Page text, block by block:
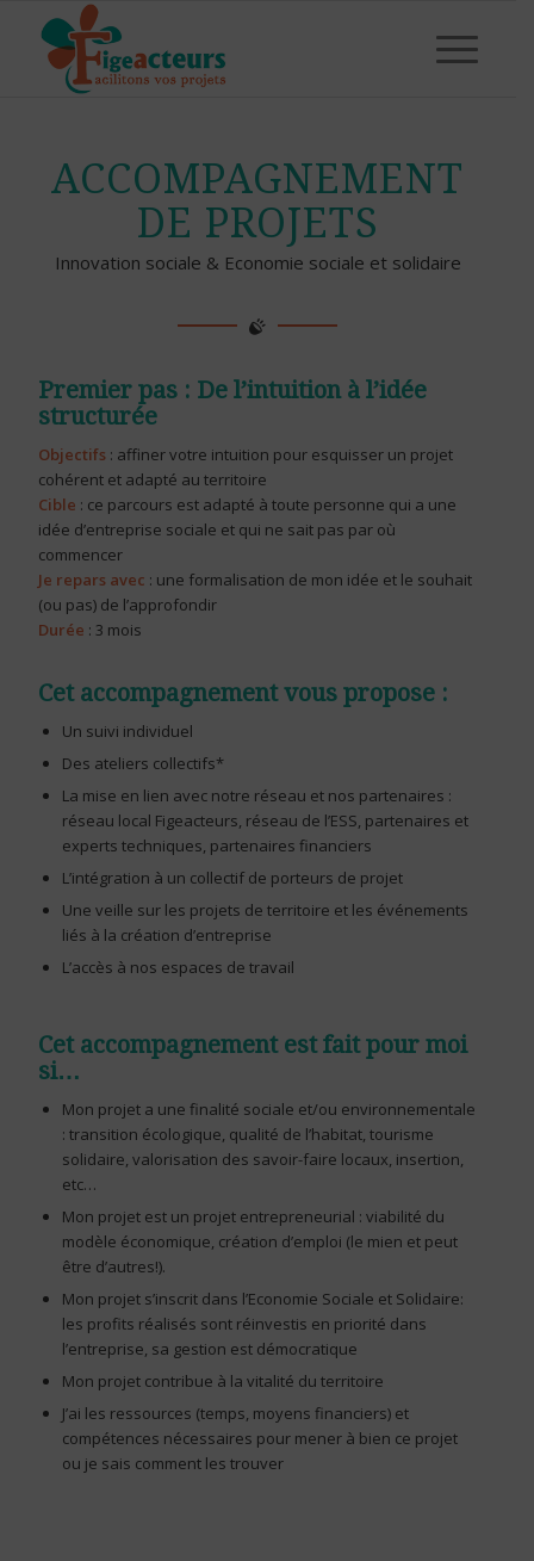
ACCOMPAGNEMENT
DE PROJETS
Innovation sociale & Economie sociale et solidaire
Premier pas : De l’intuition à l’idée
structurée
Objectifs : affiner votre intuition pour esquisser un projet
cohérent et adapté au territoire
Cible : ce parcours est adapté à toute personne qui a une
idée d’entreprise sociale et qui ne sait pas par où
commencer
Je repars avec : une formalisation de mon idée et le souhait
(ou pas) de l’approfondir
Durée : 3 mois
Cet accompagnement vous propose :
Un suivi individuel
Des ateliers collectifs*
La mise en lien avec notre réseau et nos partenaires :
réseau local Figeacteurs, réseau de l’ESS, partenaires et
experts techniques, partenaires financiers
L’intégration à un collectif de porteurs de projet
Une veille sur les projets de territoire et les événements
liés à la création d’entreprise
L’accès à nos espaces de travail
Cet accompagnement est fait pour moi
si…
Mon projet a une finalité sociale et/ou environnementale
: transition écologique, qualité de l’habitat, tourisme
solidaire, valorisation des savoir-faire locaux, insertion,
etc…
Mon projet est un projet entrepreneurial : viabilité du
modèle économique, création d’emploi (le mien et peut
être d’autres!).
Mon projet s’inscrit dans l’Economie Sociale et Solidaire:
les profits réalisés sont réinvestis en priorité dans
l’entreprise, sa gestion est démocratique
Mon projet contribue à la vitalité du territoire
J’ai les ressources (temps, moyens financiers) et
compétences nécessaires pour mener à bien ce projet
ou je sais comment les trouver